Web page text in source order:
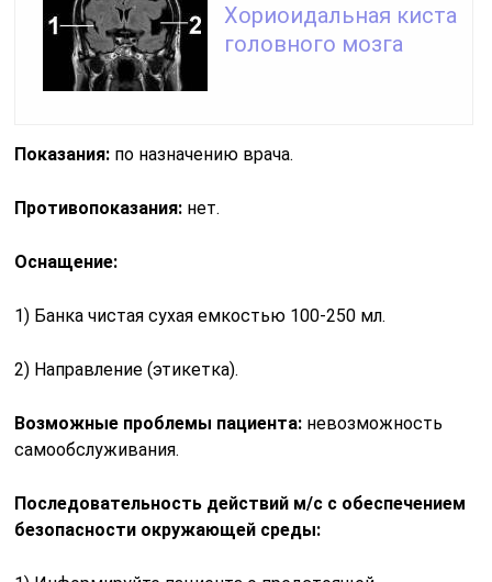
Хориоидальная киста
головного мозга
Показания: по назначению врача.
Противопоказания: нет.
Оснащение:
1) Банка чистая сухая емкостью 100-250 мл.
2) Направление (этикетка).
Возможные проблемы пациента: невозможность
самообслуживания.
Последовательность действий м/с с обеспечением
безопасности окружающей среды: